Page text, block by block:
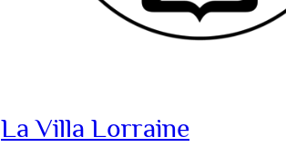
La Villa Lorraine